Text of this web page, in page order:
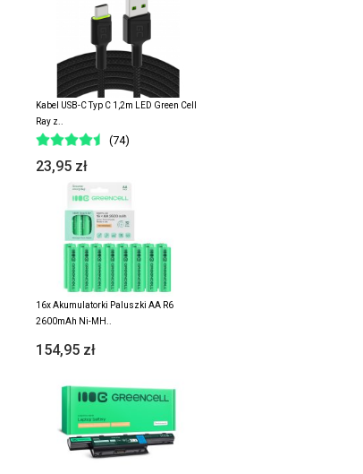
Kabel USB-C Typ C 1,2m LED Green Cell
Ray z..
(74)
23,95 zł
16x Akumulatorki Paluszki AA R6
2600mAh Ni-MH..
154,95 zł